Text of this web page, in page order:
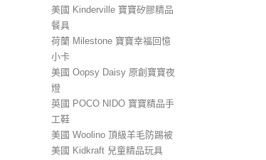
美國 Kinderville 寶寶矽膠精品
餐具
荷蘭 Milestone 寶寶幸福回憶
小卡
美國 Oopsy Daisy 原創寶寶夜
燈
英國 POCO NIDO 寶寶精品手
工鞋
美國 Woolino 頂級羊毛防踢被
美國 Kidkraft 兒童精品玩具